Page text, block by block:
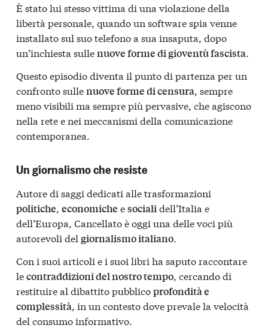
È stato lui stesso vittima di una violazione della
libertà personale, quando un software spia venne
installato sul suo telefono a sua insaputa, dopo
un’inchiesta sullenuove forme di gioventù fascista.
Questo episodio diventa il punto di partenza per un
confronto sullenuove forme di censura, sempre
meno visibili ma sempre più pervasive, che agiscono
nella rete e nei meccanismi della comunicazione
contemporanea.
Un giornalismo che resiste
Autore di saggi dedicati alle trasformazioni
politiche, economiche esocialidell’Italia e
dell’Europa, Cancellato è oggi una delle voci più
autorevoli del giornalismo italiano.
Con i suoi articoli e i suoi libri ha saputo raccontare
lecontraddizioni del nostro tempo, cercando di
restituire al dibattito pubblicoprofondità e
complessità, in un contesto dove prevale la velocità
del consumo informativo.